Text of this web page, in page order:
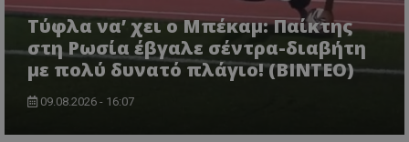
Τύφλα να’ χει ο Μπέκαμ: Παίκτης
στη Ρωσία έβγαλε σέντρα-διαβήτη
με πολύ δυνατό πλάγιο! (ΒΙΝΤΕΟ)
09.08.2026 - 16:07